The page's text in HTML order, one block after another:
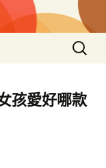
搜
尋
鍵
字:
孩愛好哪款